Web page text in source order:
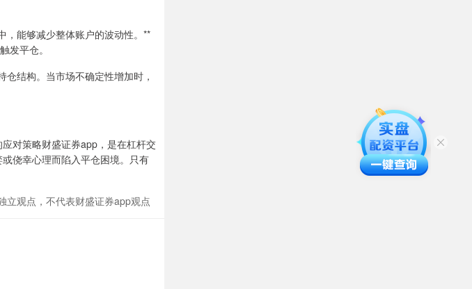
，能够减少整体账户的波动性。**
发平仓。
结构。当市场不确定性增加时，
对策略财盛证券app，是在杠杆交
侥幸心理而陷入平仓困境。只有
立观点，不代表财盛证券app观点